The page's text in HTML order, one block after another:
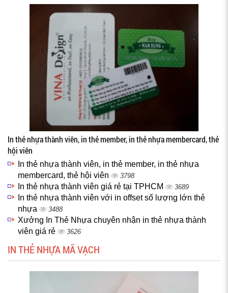
In thẻ nhựa thành viên, in thẻ member, in thẻ nhựa membercard, thẻ
hội viên
In thẻ nhựa thành viên, in thẻ member, in thẻ nhựa
membercard, thẻ hội viên
3798
In thẻ nhựa thành viên giá rẻ tại TPHCM 3689
In thẻ nhựa thành viên với in offset số lượng lớn thẻ
nhựa
3488
Xưởng In Thẻ Nhựa chuyên nhận in thẻ nhựa thành
viên giá rẻ
3626
IN THẺ NHỰA MÃ VẠCH